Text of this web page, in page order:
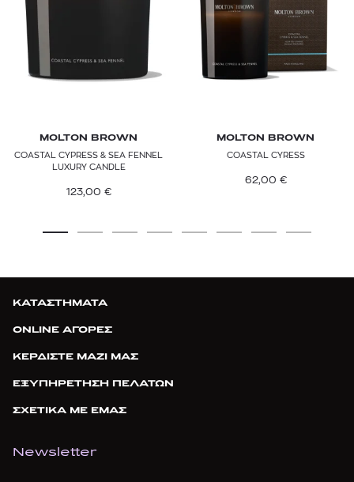
MOLTON BROWN
COASTAL CYPRESS & SEA FENNEL
LUXURY CANDLE
123,00 €
MOLTON BROWN
COASTAL CYRESS
62,00 €
ΚΑΤΑΣΤΗΜΑΤΑ
ONLINE ΑΓΟΡΕΣ
ΚΕΡΔΙΣΤΕ ΜΑΖΙ ΜΑΣ
ΕΞΥΠΗΡΕΤΗΣΗ ΠΕΛΑΤΩΝ
ΣΧΕΤΙΚΑ ΜΕ ΕΜΑΣ
Newsletter